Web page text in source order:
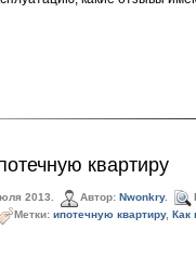
квартиру
2013. Автор: Nwonkry.
Метки: ипотечную квартиру, Как